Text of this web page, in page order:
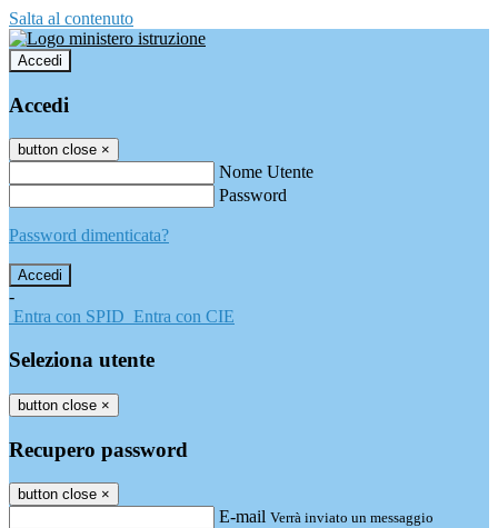
Salta al contenuto
Accedi
Accedi
button close ×
Nome Utente
Password
Password dimenticata?
-
Entra con SPID Entra con CIE
Seleziona utente
button close ×
Recupero password
button close ×
E-mail Verrà inviato un messaggio